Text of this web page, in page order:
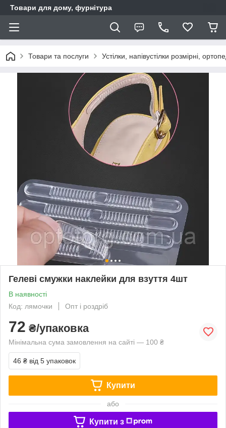
Товари для дому, фурнітура
Товари та послуги Устілки, напівустілки розмірні,
Гелеві смужки наклейки для взуття 4шт
В наявності
Код: лямочки
Опт і роздріб
72 ₴/упаковка
Мінімальна сума замовлення на сайті — 100 ₴
46 ₴ від 5 упаковок
Купити
або
Купити з